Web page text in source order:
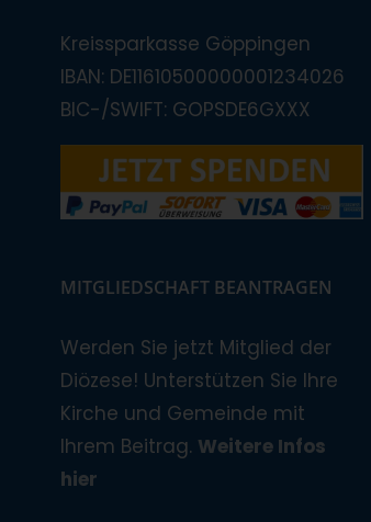
Kreissparkasse Göppingen
IBAN: DE11610500000001234026
BIC-/SWIFT: GOPSDE6GXXX
MITGLIEDSCHAFT BEANTRAGEN
Werden Sie jetzt Mitglied der
Diözese! Unterstützen Sie Ihre
Kirche und Gemeinde mit
Ihrem Beitrag. Weitere Infos
hier